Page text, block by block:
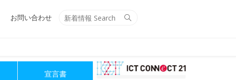
Search
お問い合わせ
宣言書